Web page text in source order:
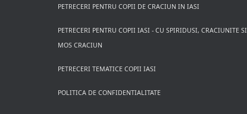
PETRECERI PENTRU COPII DE CRACIUN IN IASI
PETRECERI PENTRU COPII IASI - CU SPIRIDUSI, CRACIUNITE SI
MOS CRACIUN
PETRECERI TEMATICE COPII IASI
POLITICA DE CONFIDENTIALITATE